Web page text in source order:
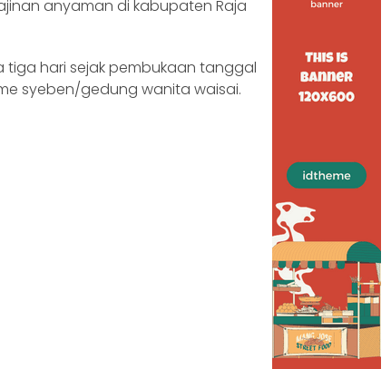
anyaman di kabupaten Raja
hari sejak pembukaan tanggal
syeben/gedung wanita waisai.